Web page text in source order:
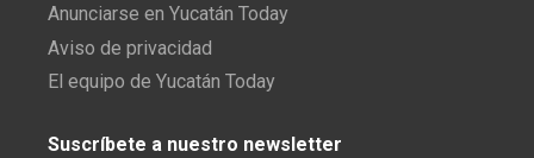
Anunciarse en Yucatán Today
Aviso de privacidad
El equipo de Yucatán Today
Suscríbete a nuestro newsletter